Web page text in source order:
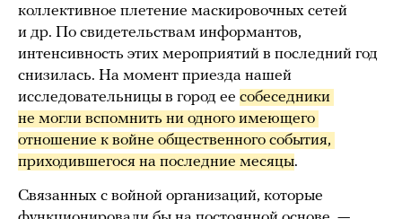
коллективное плетение маскировочных сетей
и др. По свидетельствам информантов,
интенсивность этих мероприятий в последний год
снизилась. На момент приезда нашей
исследовательницы в город ее собеседники
не могли вспомнить ни одного имеющего
отношение к войне общественного события,
приходившегося на последние месяцы.
Связанных с войной организаций, которые